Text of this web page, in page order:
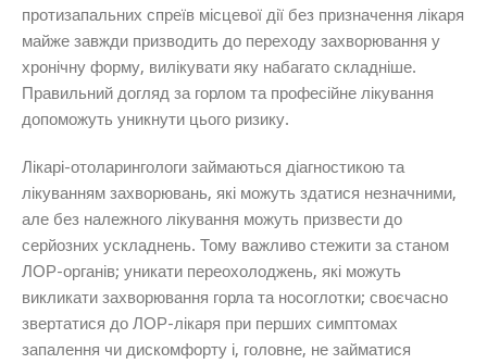
протизапальних спреїв місцевої дії без призначення лікаря
майже завжди призводить до переходу захворювання у
хронічну форму, вилікувати яку набагато складніше.
Правильний догляд за горлом та професійне лікування
допоможуть уникнути цього ризику.
Лікарі-отоларингологи займаються діагностикою та
лікуванням захворювань, які можуть здатися незначними,
але без належного лікування можуть призвести до
серйозних ускладнень. Тому важливо стежити за станом
ЛОР-органів; уникати переохолоджень, які можуть
викликати захворювання горла та носоглотки; своєчасно
звертатися до ЛОР-лікаря при перших симптомах
запалення чи дискомфорту і, головне, не займатися